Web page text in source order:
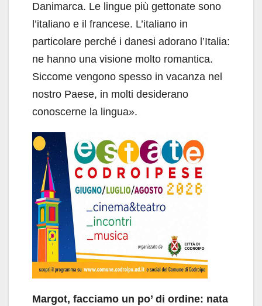
Danimarca. Le lingue più gettonate sono
l’italiano e il francese. L’italiano in
particolare perché i danesi adorano l’Italia:
ne hanno una visione molto romantica.
Siccome vengono spesso in vacanza nel
nostro Paese, in molti desiderano
conoscerne la lingua».
Margot, facciamo un po’ di ordine: nata